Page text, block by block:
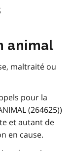
animal
maltraité ou
pour la
(264625))
et autant de
en cause.